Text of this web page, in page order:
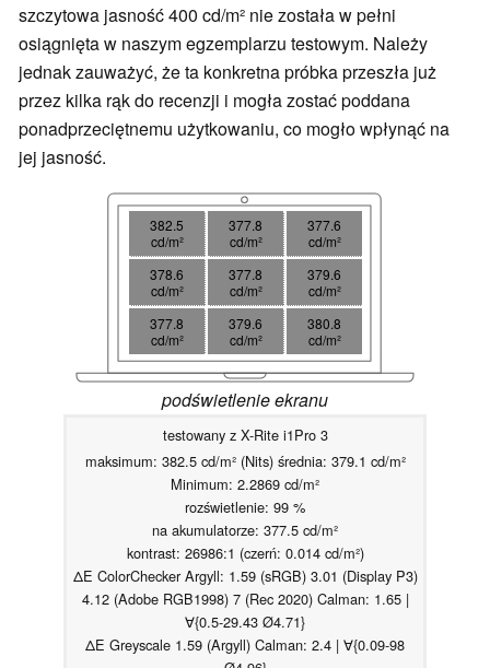
szczytowa jasność 400 cd/m² nie została w pełni
osiągnięta w naszym egzemplarzu testowym. Należy
jednak zauważyć, że ta konkretna próbka przeszła już
przez kilka rąk do recenzji i mogła zostać poddana
ponadprzeciętnemu użytkowaniu, co mogło wpłynąć na
jej jasność.
382.5
cd/m²
377.8
cd/m²
377.6
cd/m²
378.6
cd/m²
377.8
cd/m²
379.6
cd/m²
377.8
cd/m²
379.6
cd/m²
380.8
cd/m²
podświetlenie ekranu
testowany z X-Rite i1Pro 3
maksimum: 382.5 cd/m² (Nits) średnia: 379.1 cd/m²
Minimum: 2.2869 cd/m²
rozświetlenie: 99 %
na akumulatorze: 377.5 cd/m²
kontrast: 26986:1 (czerń: 0.014 cd/m²)
ΔE ColorChecker Argyll: 1.59 (sRGB) 3.01 (Display P3)
4.12 (Adobe RGB1998) 7 (Rec 2020) Calman: 1.65 |
∀{0.5-29.43 Ø4.71}
ΔE Greyscale 1.59 (Argyll) Calman: 2.4 | ∀{0.09-98